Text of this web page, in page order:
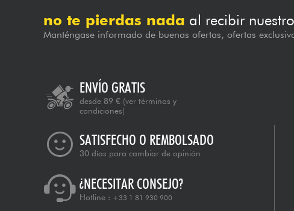
no te pierdas nada al recibir
Manténgase informado de buenas ofertas, ofertas
ENVÍO GRATIS
desde 89 € (ver términos y
condiciones)
SATISFECHO O REMBOLSADO
30 días para cambiar de opinión
¿NECESITAR CONSEJO?
Hotline : +33 1 81 930 900